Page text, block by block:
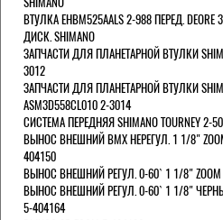
ВТУЛКА EHBM525AALS 2-988 ПЕРЕД. DEORE
ДИСК. SHIMANO
ЗАПЧАСТИ ДЛЯ ПЛАНЕТАРНОЙ ВТУЛКИ
3012
ЗАПЧАСТИ ДЛЯ ПЛАНЕТАРНОЙ ВТУЛКИ
ASM3D558CL010 2-3014
СИСТЕМА ПЕРЕДНЯЯ SHIMANO TOURNEY 2-
ВЫНОС ВНЕШНИЙ BMX НЕРЕГУЛ. 1 1/8"
404150
ВЫНОС ВНЕШНИЙ РЕГУЛ. 0-60` 1 1/8" ZOOM
ВЫНОС ВНЕШНИЙ РЕГУЛ. 0-60` 1 1/8"
5-404164